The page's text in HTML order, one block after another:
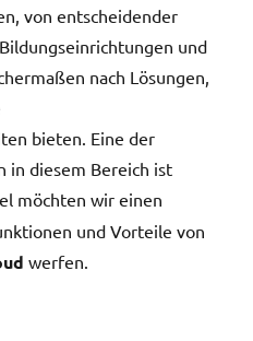
von entscheidender
und
nach Lösungen,
bieten. Eine der
in diesem Bereich ist
möchten wir einen
und Vorteile von
werfen.